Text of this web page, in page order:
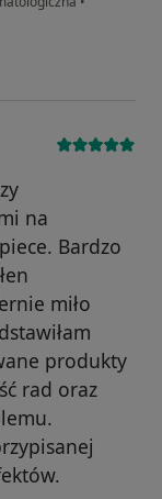
na
Bardzo
miło
produkty
rad oraz